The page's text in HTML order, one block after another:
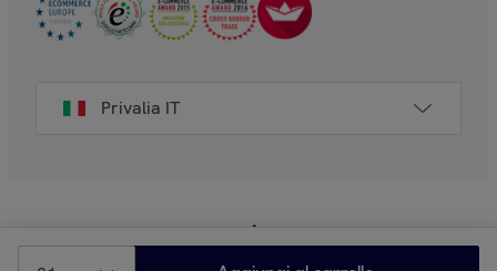
Privalia IT